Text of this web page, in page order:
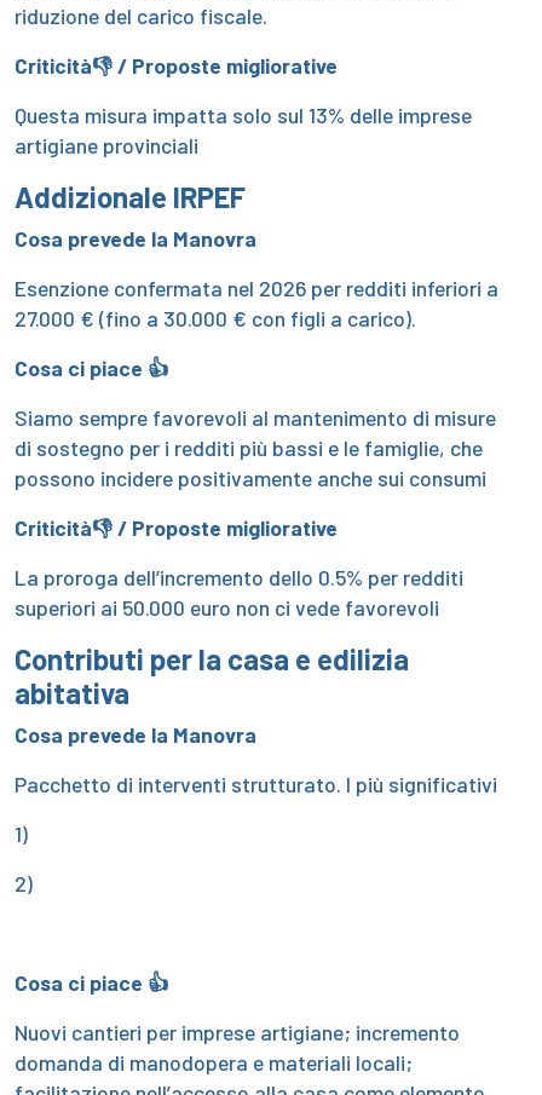
riduzione del carico fiscale.
Criticità👎 / Proposte migliorative
Questa misura impatta solo sul 13% delle imprese
artigiane provinciali
Addizionale IRPEF
Cosa prevede la Manovra
Esenzione confermata nel 2026 per redditi inferiori a
27.000 € (fino a 30.000 € con figli a carico).
Cosa ci piace 👍
Siamo sempre favorevoli al mantenimento di misure
di sostegno per i redditi più bassi e le famiglie, che
possono incidere positivamente anche sui consumi
Criticità👎 / Proposte migliorative
La proroga dell’incremento dello 0.5% per redditi
superiori ai 50.000 euro non ci vede favorevoli
Contributi per la casa e edilizia
abitativa
Cosa prevede la Manovra
Pacchetto di interventi strutturato. I più significativi
1)
2)
Cosa ci piace 👍
Nuovi cantieri per imprese artigiane; incremento
domanda di manodopera e materiali locali;